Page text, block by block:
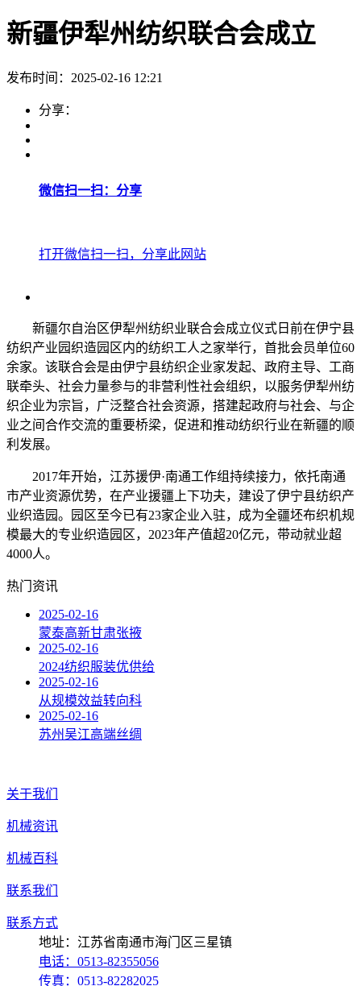
新疆伊犁州纺织联合会成立
发布时间：2025-02-16 12:21
分享：
微信扫一扫：分享
打开微信扫一扫，分享此网站
新疆尔自治区伊犁州纺织业联合会成立仪式日前在伊宁县
纺织产业园织造园区内的纺织工人之家举行，首批会员单位60
余家。该联合会是由伊宁县纺织企业家发起、政府主导、工商
联牵头、社会力量参与的非营利性社会组织，以服务伊犁州纺
织企业为宗旨，广泛整合社会资源，搭建起政府与社会、与企
业之间合作交流的重要桥梁，促进和推动纺织行业在新疆的顺
利发展。
2017年开始，江苏援伊·南通工作组持续接力，依托南通
市产业资源优势，在产业援疆上下功夫，建设了伊宁县纺织产
业织造园。园区至今已有23家企业入驻，成为全疆坯布织机规
模最大的专业织造园区，2023年产值超20亿元，带动就业超
4000人。
热门资讯
2025-02-16
蒙泰高新甘肃张掖
2025-02-16
2024纺织服装优供给
2025-02-16
从规模效益转向科
2025-02-16
苏州吴江高端丝绸
关于我们
机械资讯
机械百科
联系我们
联系方式
地址：江苏省南通市海门区三星镇
电话：0513-82355056
传真：0513-82282025